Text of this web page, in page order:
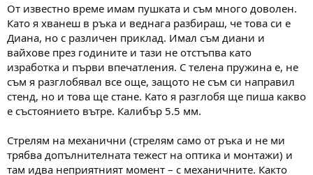
От известно време имам пушката и съм много доволен.
Като я хванеш в ръка и веднага разбираш, че това си е
Диана, но с различен приклад. Имал съм диани и
вайхове през годините и тази не отстъпва като
изработка и първи впечатления. С телена пружина е, не
съм я разглобявал все още, защото не съм си направил
стенд, но и това ще стане. Като я разглобя ще пиша какво
е състоянието вътре. Калибър 5.5 мм.
Стрелям на механични (стрелям само от ръка и не ми
трябва допълнителната тежест на оптика и монтажи) и
там идва неприятният момент – с механичните. Както